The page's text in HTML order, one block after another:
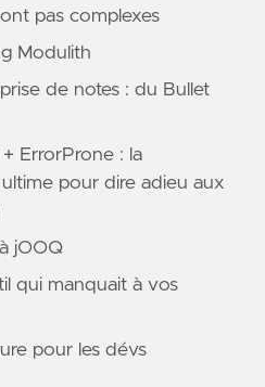
pas complexes
Modulith
de notes : du Bullet
ErrorProne : la
pour dire adieu aux
jOOQ
qui manquait à vos
pour les dévs